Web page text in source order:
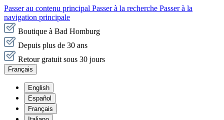
Passer au contenu principal Passer à la recherche Passer à la
navigation principale
Boutique à Bad Homburg
Depuis plus de 30 ans
Retour gratuit sous 30 jours
Français
English
Español
Français